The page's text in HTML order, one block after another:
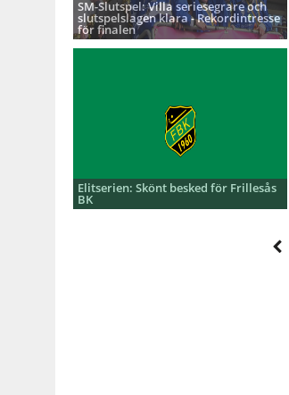
SM-Slutspel: Villa seriesegrare och
slutspelslagen klara - Rekordintresse
för finalen
Elitserien: Skönt besked för Frillesås
BK